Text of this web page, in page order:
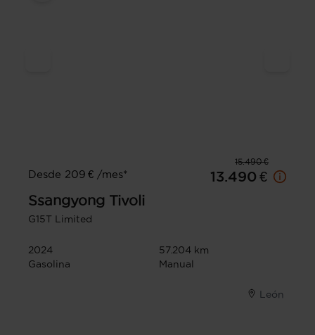
15.490 €
Desde 209 € /mes*
13.490 €
Ssangyong Tivoli
G15T Limited
2024
57.204 km
Gasolina
Manual
León